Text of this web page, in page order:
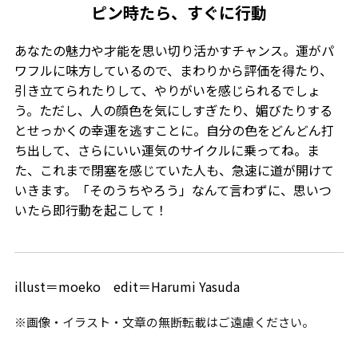
ピン時たら、すぐに行動
あなたの魅力や才能を思い切り活かすチャンス。運がパ
ワフルに味方しているので、まわりから評価を得たり、
引き立てられたりして、やりがいを感じられるでしょ
う。ただし、人の顔色を気にしすぎたり、媚びたりする
とせっかくの幸運を逃すことに。自分の色をどんどん打
ち出して、さらにいい運気のサイクルに乗ってね。ま
た、これまで閉塞を感じていた人も、急速に道が開けて
いきます。「そのうちやろう」なんて言わずに、思いつ
いたら即行動を起こして！
illust＝moeko edit＝Harumi Yasuda
※画像・イラスト・文章の無断転載はご遠慮ください。